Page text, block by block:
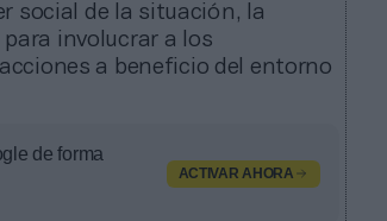
social de la situación, la
involucrar a los
a beneficio del entorno
de forma
ACTIVAR AHORA